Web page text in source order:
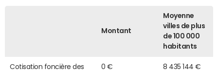
Montant
Moyenne
villes de plus
de 100 000
habitants
Cotisation foncière des
0 € 8 435 144 €